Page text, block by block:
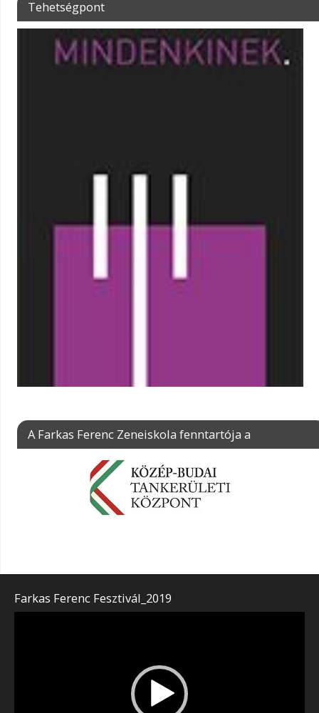
Tehetségpont
A Farkas Ferenc Zeneiskola fenntartója a
Farkas Ferenc Fesztivál_2019